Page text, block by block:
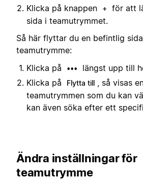
Klicka på knappen
+
för att
sida i teamutrymmet.
Så här flyttar du en befintlig
teamutrymme:
Klicka på
•••
längst upp till
Klicka på
Flytta till
, så visas
teamutrymmen som du kan
kan även söka efter ett
Ändra inställningar för
teamutrymme